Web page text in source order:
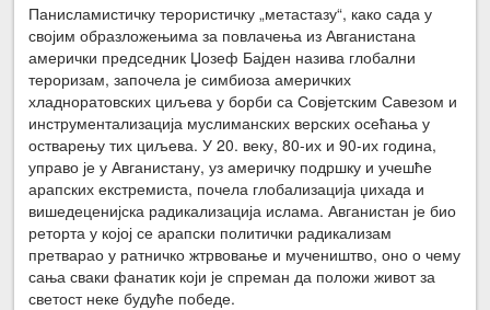
Панисламистичку терористичку „метастазу“, како сада у
својим образложењима за повлачења из Авганистана
амерички председник Џозеф Бајден назива глобални
тероризам, започела је симбиоза америчких
хладноратовских циљева у борби са Совјетским Савезом и
инструментализација муслиманских верских осећања у
остварењу тих циљева. У 20. веку, 80-их и 90-их година,
управо је у Авганистану, уз америчку подршку и учешће
арапских екстремиста, почела глобализација џихада и
вишедеценијска радикализација ислама. Авганистан је био
реторта у којој се арапски политички радикализам
претварао у ратничко жтрвовање и мучеништво, оно о чему
сања сваки фанатик који је спреман да положи живот за
светост неке будуће победе.